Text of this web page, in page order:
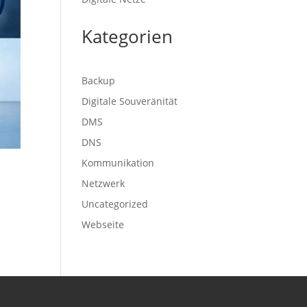
Kategorien
Backup
Digitale Souveränität
DMS
DNS
Kommunikation
Netzwerk
Uncategorized
Webseite